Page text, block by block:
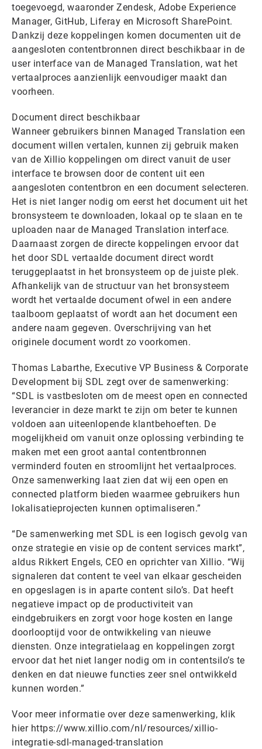
toegevoegd, waaronder Zendesk, Adobe Experience
Manager, GitHub, Liferay en Microsoft SharePoint.
Dankzij deze koppelingen komen documenten uit de
aangesloten contentbronnen direct beschikbaar in de
user interface van de Managed Translation, wat het
vertaalproces aanzienlijk eenvoudiger maakt dan
voorheen.
Document direct beschikbaar
Wanneer gebruikers binnen Managed Translation een
document willen vertalen, kunnen zij gebruik maken
van de Xillio koppelingen om direct vanuit de user
interface te browsen door de content uit een
aangesloten contentbron en een document selecteren.
Het is niet langer nodig om eerst het document uit het
bronsysteem te downloaden, lokaal op te slaan en te
uploaden naar de Managed Translation interface.
Daarnaast zorgen de directe koppelingen ervoor dat
het door SDL vertaalde document direct wordt
teruggeplaatst in het bronsysteem op de juiste plek.
Afhankelijk van de structuur van het bronsysteem
wordt het vertaalde document ofwel in een andere
taalboom geplaatst of wordt aan het document een
andere naam gegeven. Overschrijving van het
originele document wordt zo voorkomen.
Thomas Labarthe, Executive VP Business & Corporate
Development bij SDL zegt over de samenwerking:
“SDL is vastbesloten om de meest open en connected
leverancier in deze markt te zijn om beter te kunnen
voldoen aan uiteenlopende klantbehoeften. De
mogelijkheid om vanuit onze oplossing verbinding te
maken met een groot aantal contentbronnen
verminderd fouten en stroomlijnt het vertaalproces.
Onze samenwerking laat zien dat wij een open en
connected platform bieden waarmee gebruikers hun
lokalisatieprojecten kunnen optimaliseren.”
“De samenwerking met SDL is een logisch gevolg van
onze strategie en visie op de content services markt”,
aldus Rikkert Engels, CEO en oprichter van Xillio. “Wij
signaleren dat content te veel van elkaar gescheiden
en opgeslagen is in aparte content silo’s. Dat heeft
negatieve impact op de productiviteit van
eindgebruikers en zorgt voor hoge kosten en lange
doorlooptijd voor de ontwikkeling van nieuwe
diensten. Onze integratielaag en koppelingen zorgt
ervoor dat het niet langer nodig om in contentsilo’s te
denken en dat nieuwe functies zeer snel ontwikkeld
kunnen worden.”
Voor meer informatie over deze samenwerking, klik
hier https://www.xillio.com/nl/resources/xillio-
integratie-sdl-managed-translation